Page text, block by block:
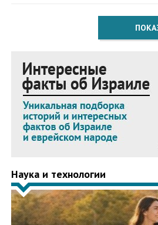
Наука и технологии